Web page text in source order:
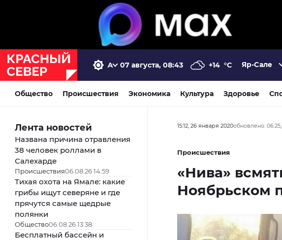
07 августа, 08:43 +14 °C Яр-Сале
Общество Происшествия Экономика Культура Здоровье
Лента новостей
Названа причина отравления
38 человек роллами в
Салехарде
Происшествия06.08.26 14:59
Тихая охота на Ямале: какие
грибы ищут северяне и где
прячутся самые щедрые
полянки
Общество06.08.26 13:38
Бесплатный бассейн и
15:12, 26 января 2020обновлено:
Происшествия
«Нива»
Ноябрьском